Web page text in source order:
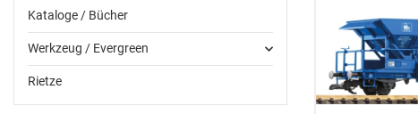
Kataloge / Bücher
Werkzeug / Evergreen
Rietze